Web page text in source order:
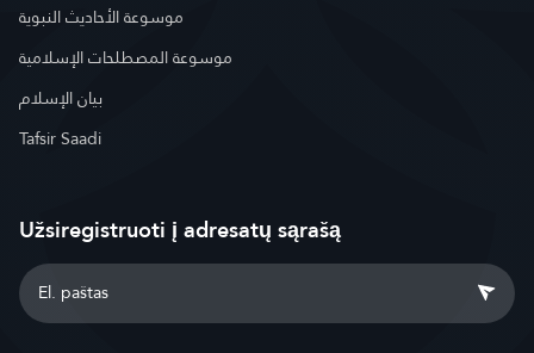
موسوعة الأحاديث النبوية
موسوعة المصطلحات الإسلامية
بيان الإسلام
Tafsir Saadi
Užsiregistruoti į adresatų sąrašą